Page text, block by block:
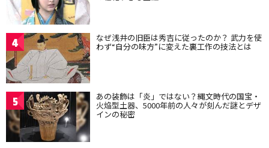
4 なぜ浅井の旧臣は秀吉に従ったのか？ 武力を使
わず“自分の味方”に変えた裏工作の技法とは
5 あの装飾は「炎」ではない？縄文時代の国宝・
火焔型土器、5000年前の人々が刻んだ謎とデザ
インの秘密